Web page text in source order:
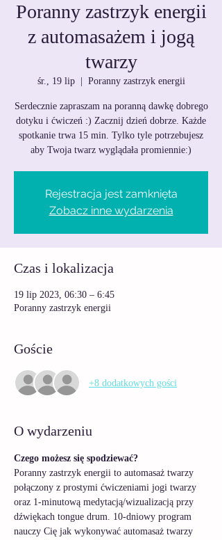
Poranny zastrzyk energii
z automasażem i jogą
twarzy
śr., 19 lip
  |
Poranny zastrzyk energii
Serdecznie zapraszam na poranną dawkę dobrego
dotyku i ćwiczeń :) Zacznij dzień dobrze. Każde
spotkanie trwa 15 min. Tylko tyle potrzebujesz
Rejestracja jest zamknięta
Zobacz inne wydarzenia
Czas i lokalizacja
19 lip 2023, 06:30 – 6:45
Poranny zastrzyk energii
Goście
+8 dodatkowych gości
O wydarzeniu
Czego możesz się spodziewać?
Poranny zastrzyk energii to automasaż twarzy
połączony z prostymi ćwiczeniami jogi twarzy
oraz 1-minutową medytacją/wizualizacją przy
dźwiękach tongue drum. 10-dniowy program
nauczy Cię jak wykonywać automasaż twarzy